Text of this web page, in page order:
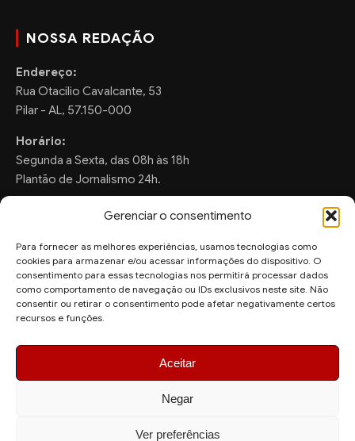
Gerenciar o consentimento
Para fornecer as melhores experiências, usamos tecnologias como
cookies para armazenar e/ou acessar informações do dispositivo. O
consentimento para essas tecnologias nos permitirá processar dados
como comportamento de navegação ou IDs exclusivos neste site. Não
consentir ou retirar o consentimento pode afetar negativamente certos
recursos e funções.
Aceitar
Negar
Ver preferências
NOSSA REDAÇÃO
Endereço:
Rua Otacilio Cavalcante, 53
Pilar - AL, 57.150-000
Horário:
Segunda a Sexta, das 08h às 18h
Plantão de Jornalismo 24h.
FALE CONOSCO
Sugestões de Pauta:
ronaldo.valentim150@gmail.com
© 2026 AquiAgora - Todos os direitos reservados.